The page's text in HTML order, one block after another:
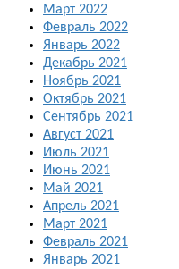
Март 2022
Февраль 2022
Январь 2022
Декабрь 2021
Ноябрь 2021
Октябрь 2021
Сентябрь 2021
Август 2021
Июль 2021
Июнь 2021
Май 2021
Апрель 2021
Март 2021
Февраль 2021
Январь 2021